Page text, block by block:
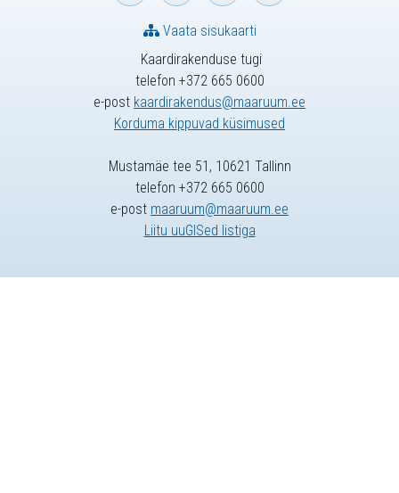
Kaardirakenduse tugi
telefon +372 665 0600
e-post kaardirakendus@maaruum.ee
Korduma kippuvad küsimused
Vaata sisukaarti
Mustamäe tee 51, 10621 Tallinn
telefon +372 665 0600
e-post maaruum@maaruum.ee
Liitu uuGISed listiga